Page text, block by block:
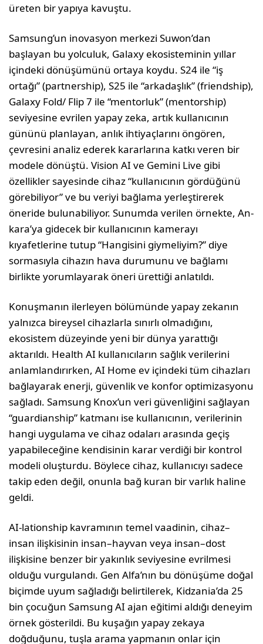
üreten bir yapıya kavuştu.
Samsung’un inovasyon merkezi Suwon’dan
başlayan bu yolculuk, Galaxy ekosisteminin yıllar
içindeki dönüşümünü ortaya koy­du. S24 ile “iş
ortağı” (partnership), S25 ile “arkadaşlık” (friendship),
Galaxy Fold/ Flip 7 ile “mentorluk” (mentorship)
seviye­sine evrilen yapay zeka, artık kullanıcının
gününü planlayan, anlık ihtiyaçlarını ön­gören,
çevresini analiz ederek kararlarına katkı veren bir
modele dönüştü. Vision AI ve Gemini Live gibi
özellikler sayesinde ci­haz “kullanıcının gördüğünü
görebiliyor” ve bu veriyi bağlama yerleştirerek
öneride bu­lunabiliyor. Sunumda verilen örnekte, An­
kara’ya gidecek bir kullanıcının kamerayı
kıyafetlerine tutup “Hangisini giymeliyim?” diye
sormasıyla cihazın hava durumunu ve bağlamı
birlikte yorumlayarak öneri üretti­ği anlatıldı.
Konuşmanın ilerleyen bölümünde yapay zekanın
yalnızca bireysel cihazlarla sınırlı olmadığını,
ekosistem düzeyinde yeni bir dünya yarattığı
aktarıldı. Health AI kulla­nıcıların sağlık verilerini
anlamlandırırken, AI Home ev içindeki tüm cihazları
bağlaya­rak enerji, güvenlik ve konfor optimizasyo­nu
sağladı. Samsung Knox’un veri güven­liğini sağlayan
“guardianship” katmanı ise kullanıcının, verilerinin
hangi uygulama ve cihaz odaları arasında geçiş
yapabileceğine kendisinin karar verdiği bir kontrol
modeli oluşturdu. Böylece cihaz, kullanıcıyı sadece
takip eden değil, onunla bağ kuran bir var­lık haline
geldi.
AI-lationship kavramının temel vaadinin, cihaz–
insan ilişkisinin insan–hayvan veya insan–dost
ilişkisine benzer bir yakınlık seviyesine evrilmesi
olduğu vurgulandı. Gen Alfa’nın bu dönüşüme doğal
biçimde uyum sağladığı belirtilerek, Kidzania’da 25
bin çocuğun Samsung AI ajan eğitimi aldığı deneyim
örnek gösterildi. Bu kuşağın yapay zekaya
doğduğunu, tuşla arama yapmanın onlar için